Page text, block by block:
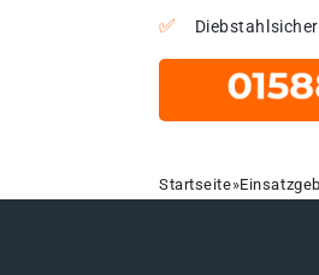
Startseite»